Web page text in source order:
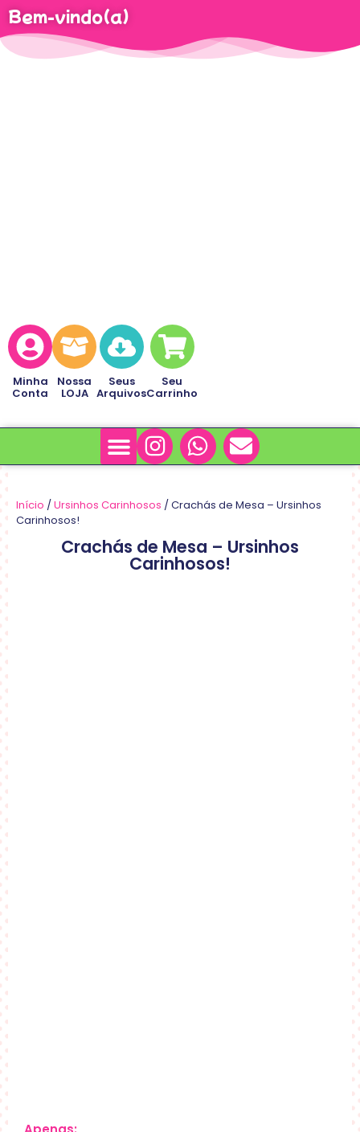
Bem-vindo(a)
Minha
Conta
Nossa
LOJA
Seus
Arquivos
Seu
Carrinho
Início /Ursinhos Carinhosos / Crachás de Mesa – Ursinhos
Carinhosos!
Crachás de Mesa – Ursinhos
Carinhosos!